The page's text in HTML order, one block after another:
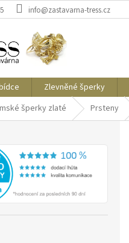
info@zastavarna-tress.cz
Zlevněné šperky
šperky zlaté Prsteny